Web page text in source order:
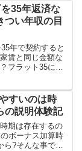
コツまで徹底解
35年返済な
つい年収の目
年で契約すると
賃と同じ金額な
フラット35にす
にならない予備
すいのは時
の説明体験記
期は存在するの
ボーナス加算時
ら?そんな事で通